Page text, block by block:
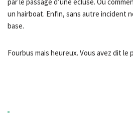
un hairboat. Enfin, sans autre incident
base.
Fourbus mais heureux. Vous avez dit le